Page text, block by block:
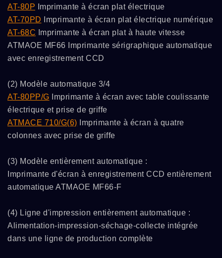
AT-80P Imprimante à écran plat électrique
AT-70PD Imprimante à écran plat électrique numérique
AT-68C Imprimante à écran plat à haute vitesse
ATMAOE MF66 Imprimante sérigraphique automatique
avec enregistrement CCD
(2) Modèle automatique 3/4
AT-80PP/G Imprimante à écran avec table coulissante
électrique et prise de griffe
ATMACE 710/G(6) Imprimante à écran à quatre
colonnes avec prise de griffe
(3) Modèle entièrement automatique :
Imprimante d'écran à enregistrement CCD entièrement
automatique ATMAOE MF66-F
(4) Ligne d'impression entièrement automatique :
Alimentation-impression-séchage-collecte intégrée
dans une ligne de production complète